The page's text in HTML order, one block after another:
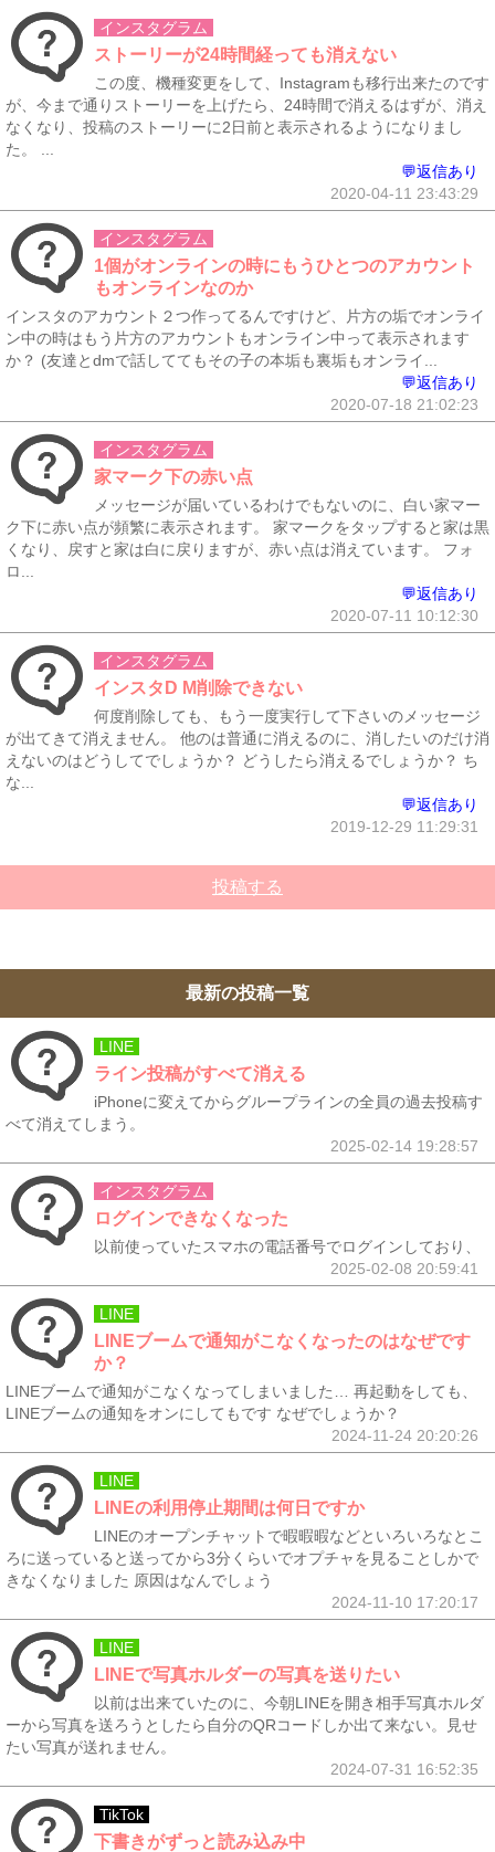
インスタグラム
ストーリーが24時間経っても消えない
この度、機種変更をして、Instagramも移行出来たのです
が、今まで通りストーリーを上げたら、24時間で消えるはずが、消え
なくなり、投稿のストーリーに2日前と表示されるようになりまし
た。 ...
💬返信あり
2020-04-11 23:43:29
インスタグラム
1個がオンラインの時にもうひとつのアカウント
もオンラインなのか
インスタのアカウント２つ作ってるんですけど、片方の垢でオンライ
ン中の時はもう片方のアカウントもオンライン中って表示されます
か？ (友達とdmで話しててもその子の本垢も裏垢もオンライ...
💬返信あり
2020-07-18 21:02:23
インスタグラム
家マーク下の赤い点
メッセージが届いているわけでもないのに、白い家マー
ク下に赤い点が頻繁に表示されます。 家マークをタップすると家は黒
くなり、戻すと家は白に戻りますが、赤い点は消えています。 フォ
ロ...
💬返信あり
2020-07-11 10:12:30
インスタグラム
インスタD M削除できない
何度削除しても、もう一度実行して下さいのメッセージ
が出てきて消えません。 他のは普通に消えるのに、消したいのだけ消
えないのはどうしてでしょうか？ どうしたら消えるでしょうか？ ち
な...
💬返信あり
2019-12-29 11:29:31
投稿する
最新の投稿一覧
LINE
ライン投稿がすべて消える
iPhoneに変えてからグループラインの全員の過去投稿す
べて消えてしまう。
2025-02-14 19:28:57
インスタグラム
ログインできなくなった
以前使っていたスマホの電話番号でログインしており、
2025-02-08 20:59:41
LINE
LINEブームで通知がこなくなったのはなぜです
か？
LINEブームで通知がこなくなってしまいました… 再起動をしても、
LINEブームの通知をオンにしてもです なぜでしょうか？
2024-11-24 20:20:26
LINE
LINEの利用停止期間は何日ですか
LINEのオープンチャットで暇暇暇などといろいろなとこ
ろに送っていると送ってから3分くらいでオプチャを見ることしかで
きなくなりました 原因はなんでしょう
2024-11-10 17:20:17
LINE
LINEで写真ホルダーの写真を送りたい
以前は出来ていたのに、今朝LINEを開き相手写真ホルダ
ーから写真を送ろうとしたら自分のQRコードしか出て来ない。見せ
たい写真が送れません。
2024-07-31 16:52:35
TikTok
下書きがずっと読み込み中